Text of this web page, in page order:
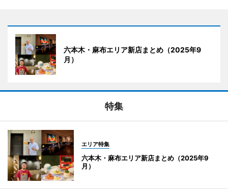
六本木・麻布エリア新店まとめ（2025年9
月）
特集
エリア特集
六本木・麻布エリア新店まとめ（2025年9
月）